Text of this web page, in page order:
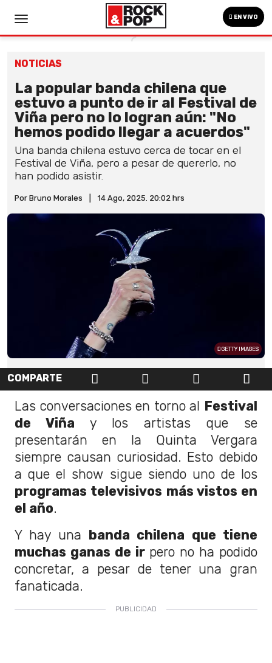
EN VIVO
NOTICIAS
La popular banda chilena que
estuvo a punto de ir al Festival de
Viña pero no lo logran aún: "No
hemos podido llegar a acuerdos"
Una banda chilena estuvo cerca de tocar en el
Festival de Viña, pero a pesar de quererlo, no
han podido asistir.
Por Bruno Morales 14 Ago, 2025. 20:02 hrs
GETTY IMAGES
COMPARTE
Las conversaciones en torno al Festival
de Viña y los artistas que se
presentarán en la Quinta Vergara
siempre causan curiosidad. Esto debido
a que el show sigue siendo uno de los
programas televisivos más vistos en
el año.
Y hay una banda chilena que tiene
muchas ganas de irpero no ha podido
concretar, a pesar de tener una gran
fanaticada.